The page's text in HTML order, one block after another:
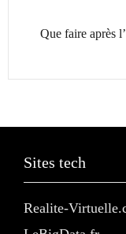
Que faire après
Sites tech
Realite-